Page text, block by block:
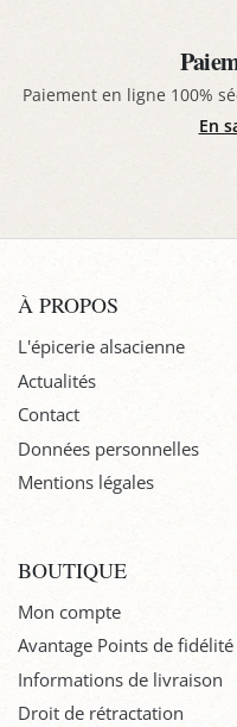
Paiement en ligne 100%
En
À PROPOS
L'épicerie alsacienne
Actualités
Contact
Données personnelles
Mentions légales
BOUTIQUE
Mon compte
Avantage Points de fidélité
Informations de livraison
Droit de rétractation